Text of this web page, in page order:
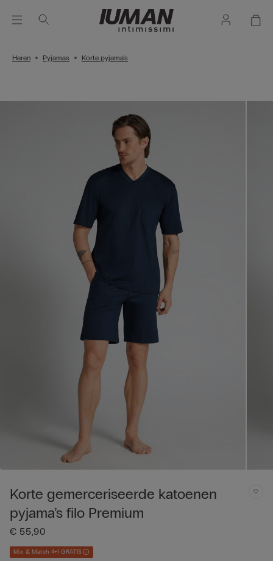
Heren Pyjamas Korte pyjama's
Korte gemerceriseerde katoenen
pyjama’s filo Premium
€ 55,90
Mix & Match 4+1 GRATIS